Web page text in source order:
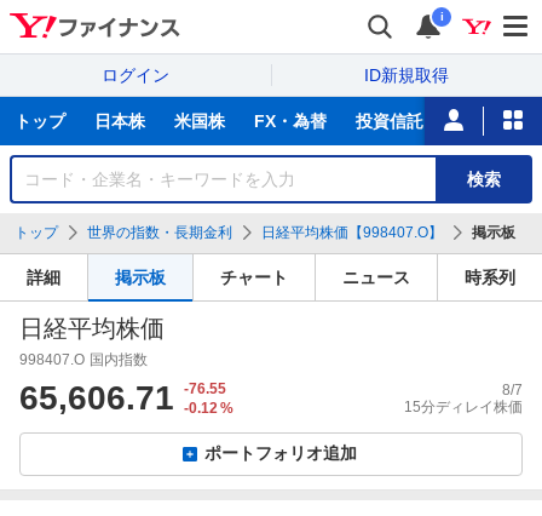
i
ログイン ID新規取得
サ
トップ 日本株 米国株 FX・為替 投資信託 ニュース
銘
検
索
検索
トップ 世界の指数・長期金利 日経平均株価【998407.O】 掲示板
詳細 掲示板 チャート ニュース 時系列
日経平均株価
998407.O 国内指数
65,606.71
-76.55
-0.12 %
8/7
15分ディレイ株価
ポートフォリオ追加